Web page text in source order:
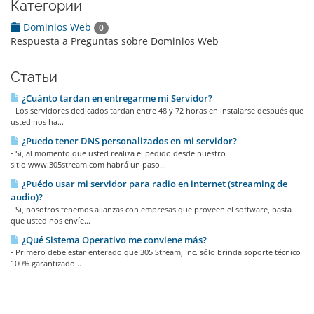
Категории
Dominios Web 0
Respuesta a Preguntas sobre Dominios Web
Статьи
¿Cuánto tardan en entregarme mi Servidor?
- Los servidores dedicados tardan entre 48 y 72 horas en instalarse después que
usted nos ha...
¿Puedo tener DNS personalizados en mi servidor?
- Si, al momento que usted realiza el pedido desde nuestro
sitio www.305stream.com habrá un paso...
¿Puédo usar mi servidor para radio en internet (streaming de
audio)?
- Si, nosotros tenemos alianzas con empresas que proveen el software, basta
que usted nos envíe...
¿Qué Sistema Operativo me conviene más?
- Primero debe estar enterado que 305 Stream, Inc. sólo brinda soporte técnico
100% garantizado...